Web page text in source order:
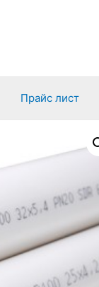
Прайс лист